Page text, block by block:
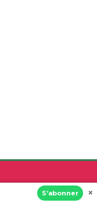
S’abonner ×